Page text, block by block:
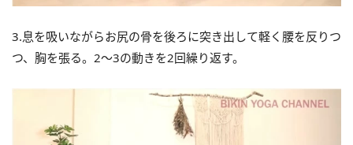
3.息を吸いながらお尻の骨を後ろに突き出して軽く腰を反りつ
つ、胸を張る。2～3の動きを2回繰り返す。